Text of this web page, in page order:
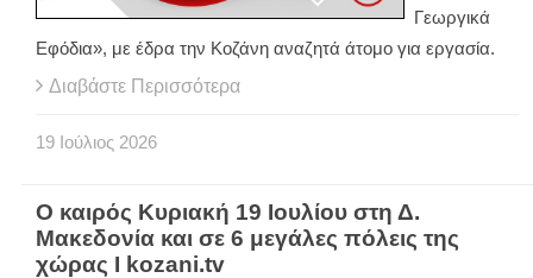
Γεωργικά
Εφόδια», με έδρα την Κοζάνη αναζητά άτομο για εργασία.
Διαβάστε Περισσότερα
19 Ιούλιος 2026
Ο καιρός Κυριακή 19 Ιουλίου στη Δ.
Μακεδονία και σε 6 μεγάλες πόλεις της
χώρας Ι kozani.tv